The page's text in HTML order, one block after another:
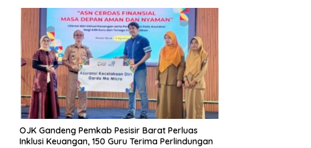
OJK Gandeng Pemkab Pesisir Barat Perluas
Inklusi Keuangan, 150 Guru Terima Perlindungan